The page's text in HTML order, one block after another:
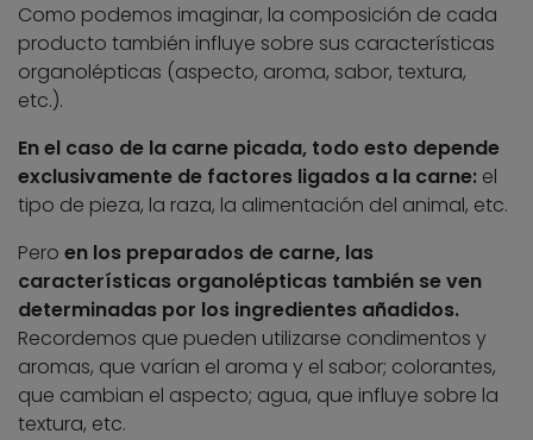
Como podemos imaginar, la composición de cada
producto también influye sobre sus características
organolépticas (aspecto, aroma, sabor, textura,
etc.).
En el caso de la carne picada, todo esto depende
exclusivamente de factores ligados a la carne: el
tipo de pieza, la raza, la alimentación del animal, etc.
Pero en los preparados de carne, las
características organolépticas también se ven
determinadas por los ingredientes añadidos.
Recordemos que pueden utilizarse condimentos y
aromas, que varían el aroma y el sabor; colorantes,
que cambian el aspecto; agua, que influye sobre la
textura, etc.